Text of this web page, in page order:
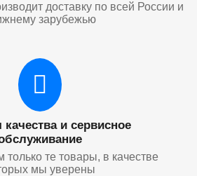
доставку по всей России и
зарубежью
качества и сервисное
те товары, в качестве
мы уверены